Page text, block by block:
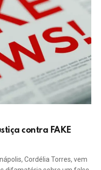
contra FAKE
Cordélia Torres, vem